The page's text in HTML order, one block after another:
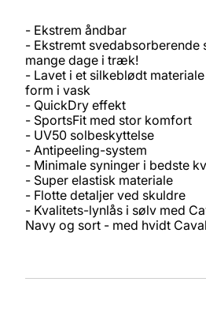
- Ekstrem åndbar
- Ekstremt svedabsorberende
mange dage i træk!
- Lavet i et silkeblødt
form i vask
- QuickDry effekt
- SportsFit med stor komfort
- UV50 solbeskyttelse
- Antipeeling-system
- Minimale syninger i bedste
- Super elastisk materiale
- Flotte detaljer ved skuldre
- Kvalitets-lynlås i sølv med
Navy og sort - med hvidt